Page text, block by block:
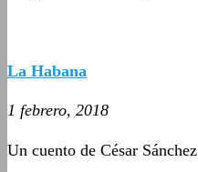
La Habana
1 febrero, 2018
Un cuento de César Sánchez